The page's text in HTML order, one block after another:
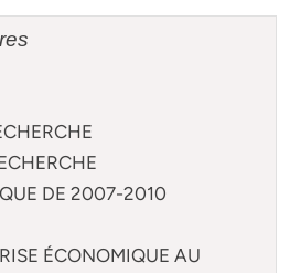
DE 2007-2010
ÉCONOMIQUE AU